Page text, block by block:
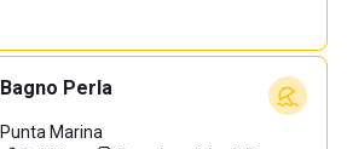
Bagno Perla
Punta Marina